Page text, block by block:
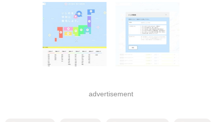
advertisement